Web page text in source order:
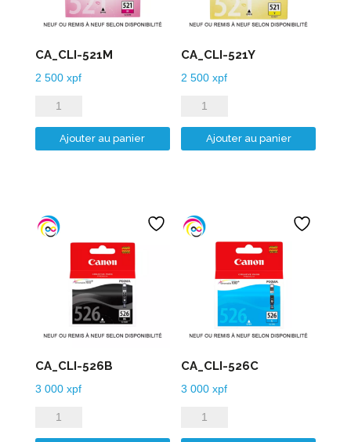
CA_CLI-521M
2 500 xpf
quantité
de
CA_CLI-
Ajouter au panier
CA_CLI-521Y
2 500xpf
quantité
de
CA_CLI-
Ajouter au panier
CA_CLI-526B
3 000 xpf
quantité
de
CA_CLI-526C
3 000xpf
quantité
de